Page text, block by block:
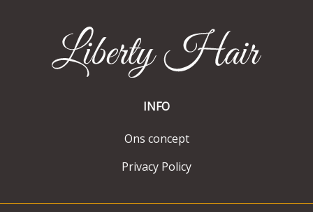
INFO
Ons concept
Privacy Policy